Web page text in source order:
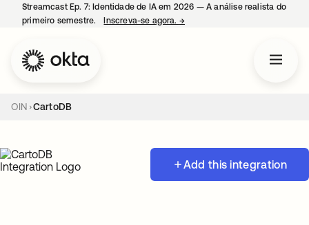
Streamcast Ep. 7: Identidade de IA em 2026 — A análise realista do
primeiro semestre.
Inscreva-se agora. →
OIN CartoDB
Add this integration